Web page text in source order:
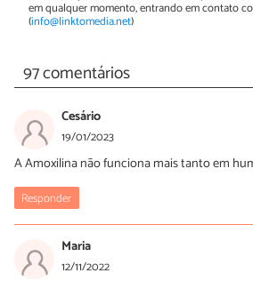
em qualquer momento, entrando em contato
(info@linktomedia.net)
97 comentários
Cesário
19/01/2023
A Amoxilina não funciona mais tanto em
Responder
Maria
12/11/2022